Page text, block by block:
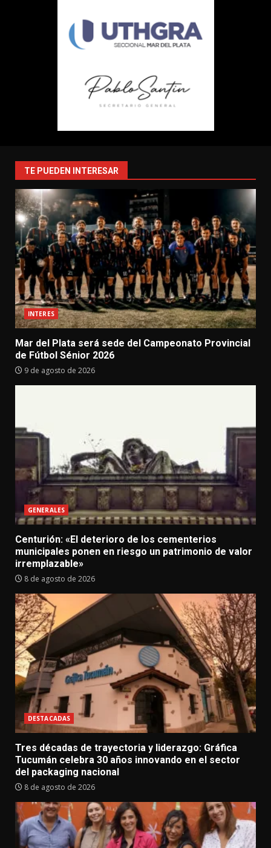
TE PUEDEN INTERESAR
INTERES
Mar del Plata será sede del Campeonato Provincial
de Fútbol Sénior 2026
9 de agosto de 2026
GENERALES
Centurión: «El deterioro de los cementerios
municipales ponen en riesgo un patrimonio de valor
irremplazable»
8 de agosto de 2026
DESTACADAS
Tres décadas de trayectoria y liderazgo: Gráfica
Tucumán celebra 30 años innovando en el sector
del packaging nacional
8 de agosto de 2026